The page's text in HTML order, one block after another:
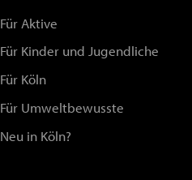
Für Aktive
Für Kinder und Jugendliche
Für Köln
Für Umweltbewusste
Neu in Köln?